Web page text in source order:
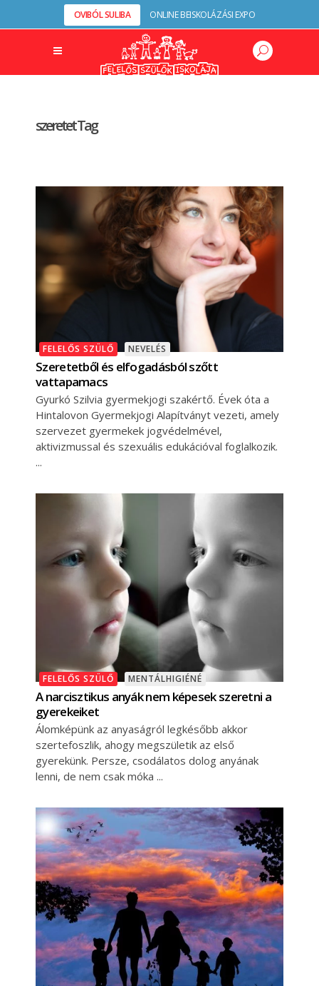
OVIBÓL SULIBA ONLINE BEISKOLÁZÁSI EXPO
szeretet Tag
FELELŐS SZÜLŐ NEVELÉS
Szeretetből és elfogadásból szőtt
vattapamacs
Gyurkó Szilvia gyermekjogi szakértő. Évek óta a
Hintalovon Gyermekjogi Alapítványt vezeti, amely
szervezet gyermekek jogvédelmével,
aktivizmussal és szexuális edukációval foglalkozik.
FELELŐS SZÜLŐ MENTÁLHIGIÉNÉ
A narcisztikus anyák nem képesek szeretni a
gyerekeiket
Álomképünk az anyaságról legkésőbb akkor
szertefoszlik, ahogy megszületik az első
gyerekünk. Persze, csodálatos dolog anyának
lenni, de nem csak móka